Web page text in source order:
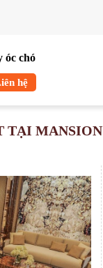
óc chó
hệ
TẠI MANSION